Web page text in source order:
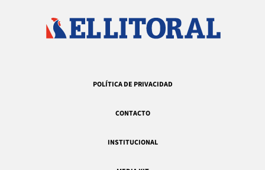
POLÍTICA DE PRIVACIDAD
CONTACTO
INSTITUCIONAL